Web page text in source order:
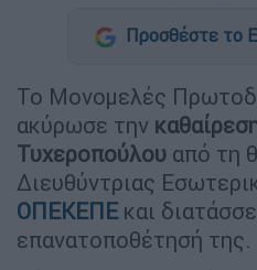
Προσθέστε το
Το Μονομελές
ακύρωσε την
Τυχεροπούλου από τη
Διευθύντριας
ΟΠΕΚΕΠΕ και
επανατοποθέτησή της.